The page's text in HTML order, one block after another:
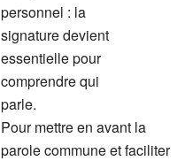
personnel : la
signature devient
essentielle pour
comprendre qui
parle.
Pour mettre en avant la
parole commune et faciliter